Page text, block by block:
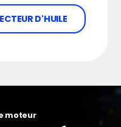
D'HUILE
moteur